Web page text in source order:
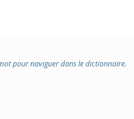
pour naviguer dans le dictionnaire.